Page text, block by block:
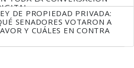
DE PROPIEDAD PRIVADA:
SENADORES VOTARON A
Y CUÁLES EN CONTRA